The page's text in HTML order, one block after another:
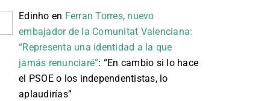
Edinho en Ferran Torres, nuevo
embajador de la Comunitat Valenciana:
“Representa una identidad a la que
jamás renunciaré”: “En cambio si lo hace
el PSOE o los independentistas, lo
aplaudirías”